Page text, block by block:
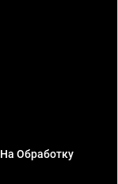
Обработку